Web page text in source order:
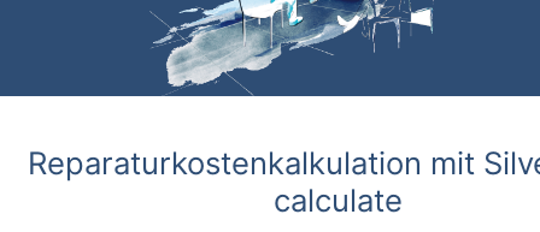
Reparaturkostenkalkulation mit
calculate